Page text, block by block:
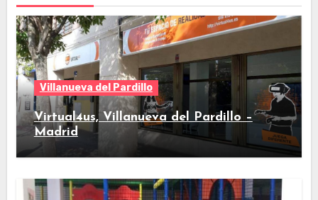
Villanueva del Pardillo
Virtual4us, Villanueva del Pardillo –
Madrid